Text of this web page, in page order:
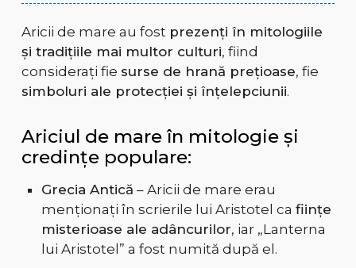
Aricii de mare au fost prezenți în mitologiile
și tradițiile mai multor culturi, fiind
considerați fie surse de hrană prețioase, fie
simboluri ale protecției și înțelepciunii.
Ariciul de mare în mitologie și
credințe populare:
Grecia Antică – Aricii de mare erau
menționați în scrierile lui Aristotel ca ființe
misterioase ale adâncurilor, iar „Lanterna
lui Aristotel” a fost numită după el.